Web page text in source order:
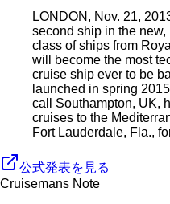
LONDON, Nov. 21,
second ship in the
class of ships from
will become the most
cruise ship ever to be
launched in spring
call Southampton, UK,
cruises to the
Fort Lauderdale, Fla.,
公式発表を見る
Cruisemans Note